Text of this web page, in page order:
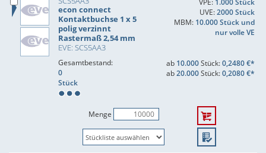
econ connect
Kontaktbuchse 1 x 5
polig verzinnt
Rastermaß 2,54 mm
EVE: SCS5AA3
VPE: 1.000 Stück
UVE:2000 Stück
MBM: 10.000 Stück und
nur volle VE
Gesamtbestand:
0
Stück
ab 10.000Stück:0,2480 €*
ab20.000Stück:0,2080 €*
Menge